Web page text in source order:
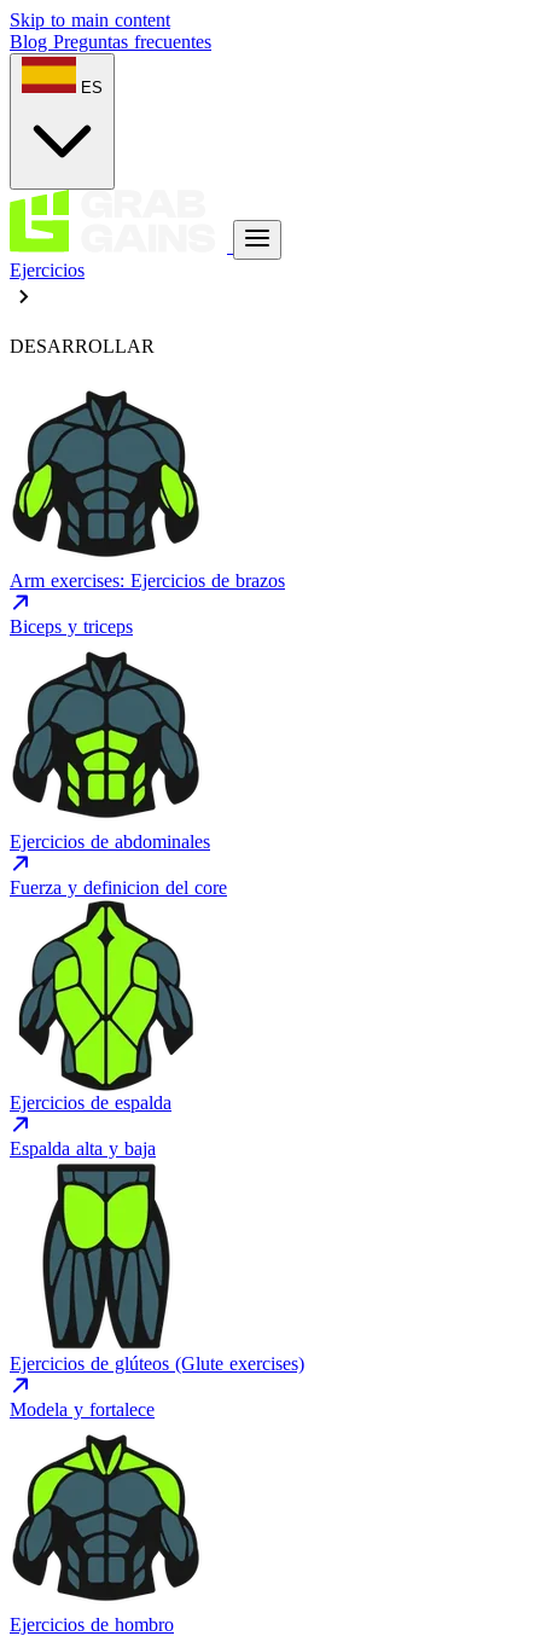
Skip to main content
Blog Preguntas frecuentes
ES
Ejercicios
DESARROLLAR
Arm exercises: Ejercicios de brazos
Biceps y triceps
Ejercicios de abdominales
Fuerza y definicion del core
Ejercicios de espalda
Espalda alta y baja
Ejercicios de glúteos (Glute exercises)
Modela y fortalece
Ejercicios de hombro